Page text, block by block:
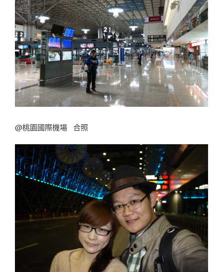
@桃園國際機場 合照